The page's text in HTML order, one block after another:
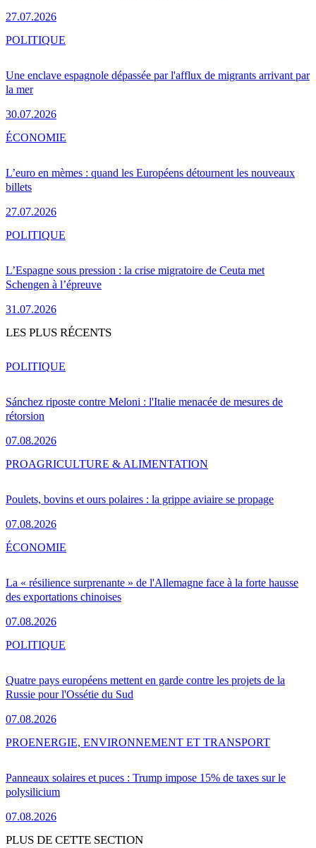
27.07.2026
Une enclave espagnole dépassée par l'afflux de migrants arrivant par
la mer
30.07.2026
POLITIQUE
L’euro en mèmes : quand les Européens détournent les nouveaux
billets
27.07.2026
ÉCONOMIE
L’Espagne sous pression : la crise migratoire de Ceuta met
Schengen à l’épreuve
31.07.2026
POLITIQUE
LES PLUS RÉCENTS
Sánchez riposte contre Meloni : l'Italie menacée de mesures de
rétorsion
07.08.2026
POLITIQUE
Poulets, bovins et ours polaires : la grippe aviaire se propage
07.08.2026
PROAGRICULTURE & ALIMENTATION
La « résilience surprenante » de l'Allemagne face à la forte hausse
des exportations chinoises
07.08.2026
ÉCONOMIE
Quatre pays européens mettent en garde contre les projets de la
Russie pour l'Ossétie du Sud
07.08.2026
POLITIQUE
Panneaux solaires et puces : Trump impose 15% de taxes sur le
polysilicium
07.08.2026
PROENERGIE, ENVIRONNEMENT ET TRANSPORT
PLUS DE CETTE SECTION